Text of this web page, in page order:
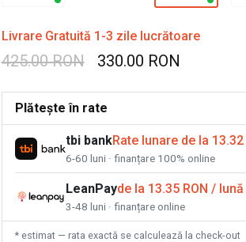
Livrare Gratuită 1-3 zile lucrătoare
425.00 RON 330.00 RON
Plătește în rate
tbi bankRate lunare de la 13.32
6-60 luni · finanțare 100% online
LeanPayde la 13.35 RON / lună
3-48 luni · finanțare online
* estimat — rata exactă se calculează la check-out